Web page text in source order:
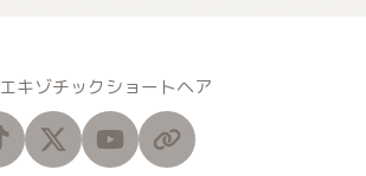
エキゾチックショートヘア